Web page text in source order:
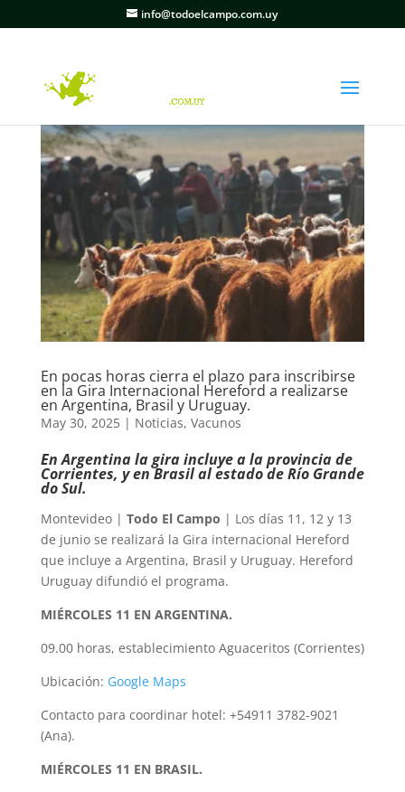
info@todoelcampo.com.uy
En pocas horas cierra el plazo para inscribirse
en la Gira Internacional Hereford a realizarse
en Argentina, Brasil y Uruguay.
May 30, 2025| Noticias, Vacunos
En Argentina la gira incluye a la provincia de
Corrientes, y en Brasil al estado de Río Grande
do Sul.
Montevideo | Todo El Campo | Los días 11, 12 y 13
de junio se realizará la Gira internacional Hereford
que incluye a Argentina, Brasil y Uruguay. Hereford
Uruguay difundió el programa.
MIÉRCOLES 11 EN ARGENTINA.
09.00 horas, establecimiento Aguaceritos (Corrientes)
Ubicación: Google Maps
Contacto para coordinar hotel: +54911 3782-9021
(Ana).
MIÉRCOLES 11 EN BRASIL.